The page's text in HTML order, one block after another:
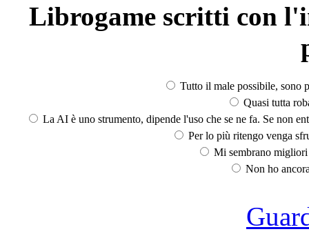
Librogame scritti con
Tutto il male possibile, sono
Quasi tutta
La AI è uno strumento, dipende l'uso che se ne fa. Se non
Per lo più ritengo venga
Mi sembrano
Non ho